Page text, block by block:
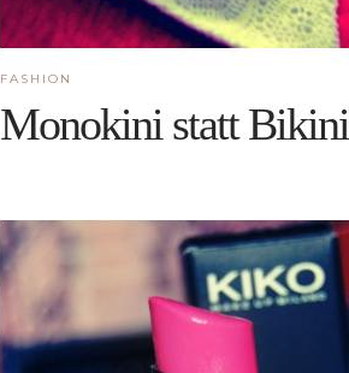
FASHION
Monokini statt Bikini